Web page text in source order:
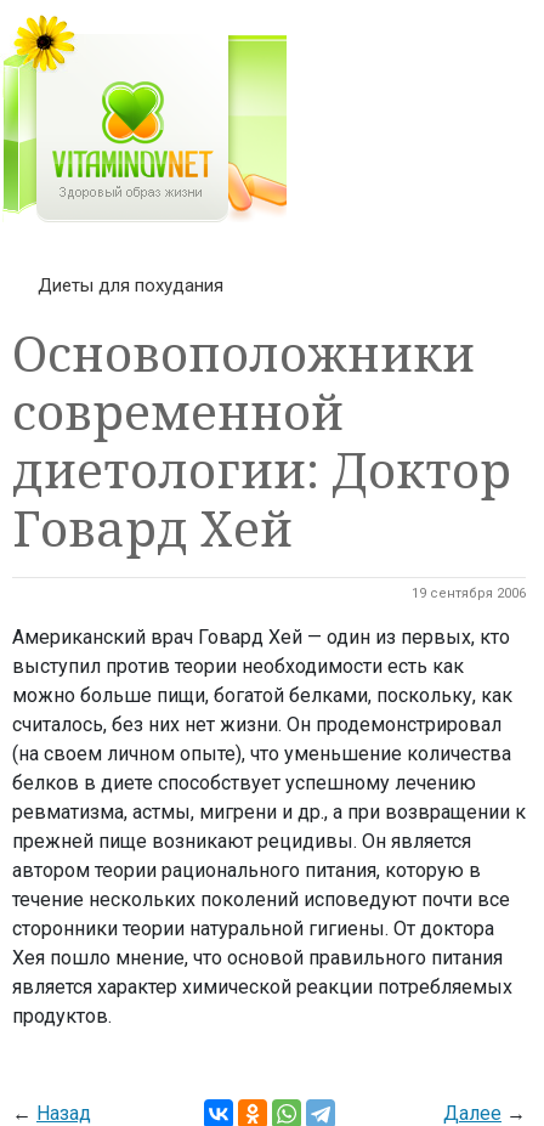
Диеты для похудания
Основоположники
современной
диетологии: Доктор
Говард Хей
19 сентября 2006
Американский врач Говард Хей — один из первых, кто
выступил против теории необходимости есть как
можно больше пищи, богатой белками, поскольку, как
считалось, без них нет жизни. Он продемонстрировал
(на своем личном опыте), что уменьшение количества
белков в диете способствует успешному лечению
ревматизма, астмы, мигрени и др., а при возвращении к
прежней пище возникают рецидивы. Он является
автором теории рационального питания, которую в
течение нескольких поколений исповедуют почти все
сторонники теории натуральной гигиены. От доктора
Хея пошло мнение, что основой правильного питания
является характер химической реакции потребляемых
продуктов.
← Назад Далее →